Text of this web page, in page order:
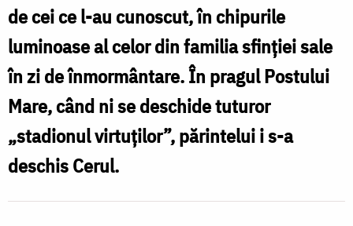
de cei ce l-au cunoscut, în chipurile
luminoase al celor din familia sfinției sale
în zi de înmormântare. În pragul Postului
Mare, când ni se deschide tuturor
„stadionul virtuţilor”, părintelui i s-a
deschis Cerul.